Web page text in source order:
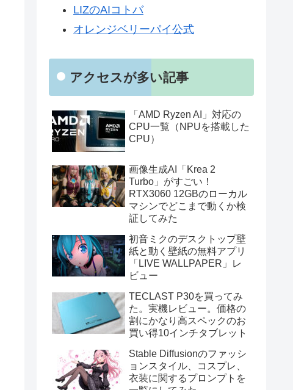
LIZのAIコトバ
オレンジベリーパイ公式
アクセスが多い記事
「AMD Ryzen AI」対応の
CPU一覧（NPUを搭載した
CPU）
画像生成AI「Krea 2
Turbo」がすごい！
RTX3060 12GBのローカル
マシンでどこまで動くか検
証してみた
初音ミクのデスクトップ壁
紙と動く壁紙の無料アプリ
「LIVE WALLPAPER」レ
ビュー
TECLAST P30を買ってみ
た。実機レビュー。価格の
割にかなり高スペックのお
買い得10インチタブレット
Stable Diffusionのファッシ
ョンスタイル、コスプレ、
衣装に関するプロンプトを